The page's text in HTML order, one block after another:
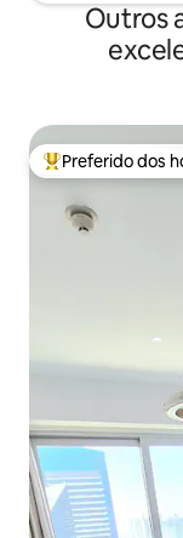
Outros
Entre os
Preferido dos